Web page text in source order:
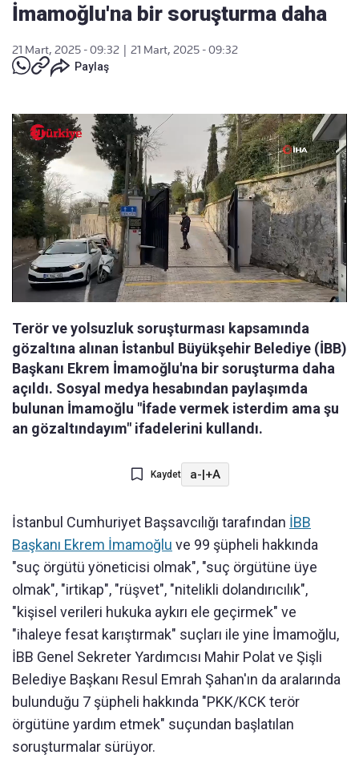
İmamoğlu'na bir soruşturma daha
21 Mart, 2025 - 09:32
21 Mart, 2025 - 09:32
Paylaş
Terör ve yolsuzluk soruşturması kapsamında
gözaltına alınan İstanbul Büyükşehir Belediye (İBB)
Başkanı Ekrem İmamoğlu'na bir soruşturma daha
açıldı. Sosyal medya hesabından paylaşımda
bulunan İmamoğlu "İfade vermek isterdim ama şu
an gözaltındayım" ifadelerini kullandı.
Kaydet a-|+A
İstanbul Cumhuriyet Başsavcılığı tarafından İBB
Başkanı Ekrem İmamoğlu ve 99 şüpheli hakkında
"suç örgütü yöneticisi olmak", "suç örgütüne üye
olmak", "irtikap", "rüşvet", "nitelikli dolandırıcılık",
"kişisel verileri hukuka aykırı ele geçirmek" ve
"ihaleye fesat karıştırmak" suçları ile yine İmamoğlu,
İBB Genel Sekreter Yardımcısı Mahir Polat ve Şişli
Belediye Başkanı Resul Emrah Şahan'ın da aralarında
bulunduğu 7 şüpheli hakkında "PKK/KCK terör
örgütüne yardım etmek" suçundan başlatılan
soruşturmalar sürüyor.